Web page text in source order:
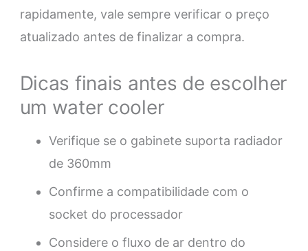
rapidamente, vale sempre verificar o preço
atualizado antes de finalizar a compra.
Dicas finais antes de escolher
um water cooler
Verifique se o gabinete suporta radiador
de 360mm
Confirme a compatibilidade com o
socket do processador
Considere o fluxo de ar dentro do